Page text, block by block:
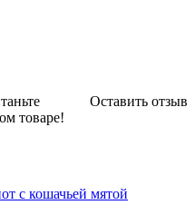
Оставить отзыв
товаре!